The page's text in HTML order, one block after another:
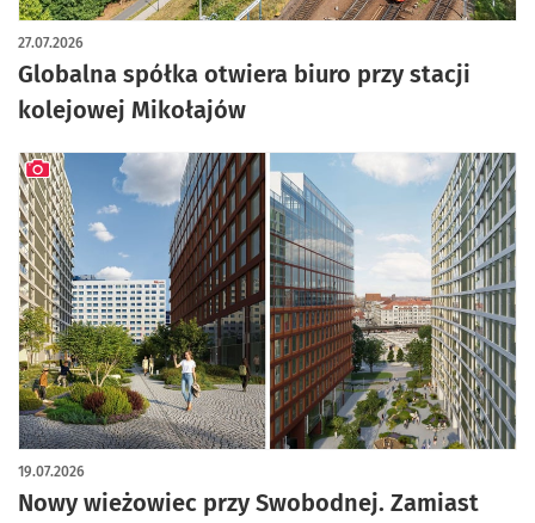
Globalna spółka otwiera biuro przy stacji
kolejowej Mikołajów
27.07.2026
Nowy wieżowiec przy Swobodnej. Zamiast
19.07.2026
artykuł z galerią zdjęć